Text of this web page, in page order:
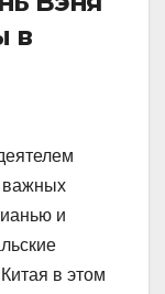
в
важных
и
в этом